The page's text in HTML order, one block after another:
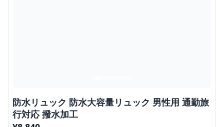
防水リュック 防水大容量リュック 男性用 通勤旅
行対応 撥水加工